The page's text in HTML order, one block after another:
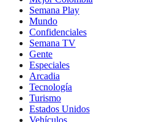
Semana Play
Mundo
Confidenciales
Semana TV
Gente
Especiales
Arcadia
Tecnología
Turismo
Estados Unidos
Vehículos